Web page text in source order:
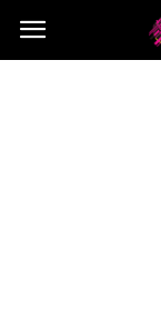
Copymedia.pl